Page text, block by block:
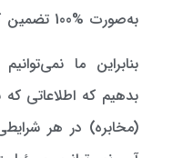
به‌صورت %100 تضمین كرد.
بنابراین ما
بدهیم كه اطلاعاتی
(مخابره) در هر